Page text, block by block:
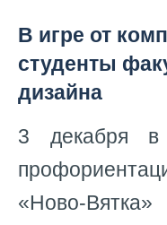
В игре от
студенты
дизайна
3 декабря в
«Ново-